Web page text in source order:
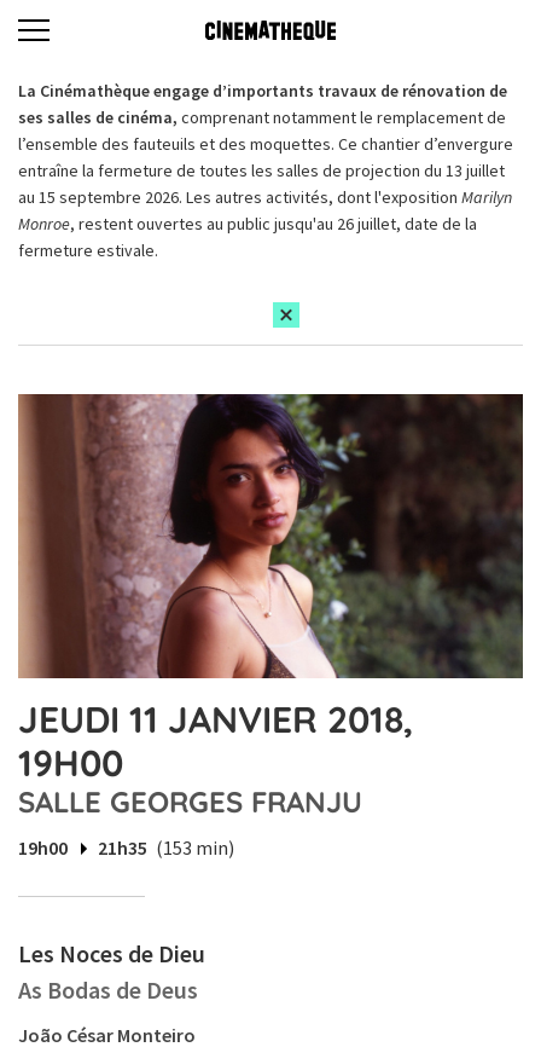
La Cinémathèque engage d’importants travaux de rénovation de
ses salles de cinéma, comprenant notamment le remplacement de
l’ensemble des fauteuils et des moquettes. Ce chantier d’envergure
entraîne la fermeture de toutes les salles de projection du 13 juillet
au 15 septembre 2026. Les autres activités, dont l'exposition Marilyn
Monroe, restent ouvertes au public jusqu'au 26 juillet, date de la
fermeture estivale.
JEUDI 11 JANVIER 2018,
19H00
SALLE GEORGES FRANJU
19h00 21h35 (153 min)
Les Noces de Dieu
As Bodas de Deus
João César Monteiro